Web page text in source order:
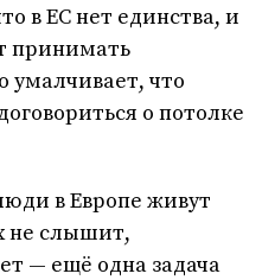
в ЕС нет единства, и
принимать
умалчивает, что
о потолке
в Европе живут
не слышит,
— ещё одна задача